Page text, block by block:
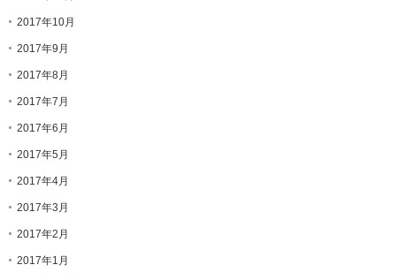
2017年10月
2017年9月
2017年8月
2017年7月
2017年6月
2017年5月
2017年4月
2017年3月
2017年2月
2017年1月